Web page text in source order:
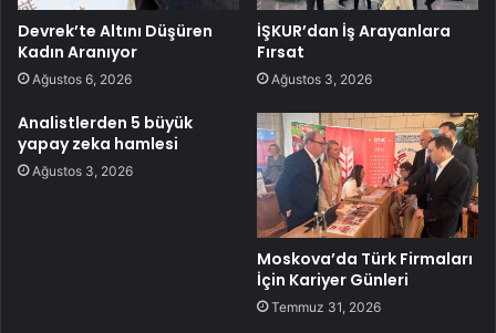
Devrek’te Altını Düşüren
Kadın Aranıyor
Ağustos 6, 2026
İŞKUR’dan İş Arayanlara
Fırsat
Ağustos 3, 2026
Analistlerden 5 büyük
yapay zeka hamlesi
Ağustos 3, 2026
Moskova’da Türk Firmaları
İçin Kariyer Günleri
Temmuz 31, 2026